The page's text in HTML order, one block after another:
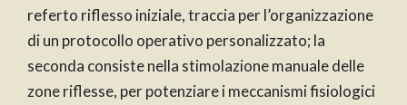
referto riflesso iniziale, traccia per l’organizzazione
di un protocollo operativo personalizzato; la
seconda consiste nella stimolazione manuale delle
zone riflesse, per potenziare i meccanismi fisiologici